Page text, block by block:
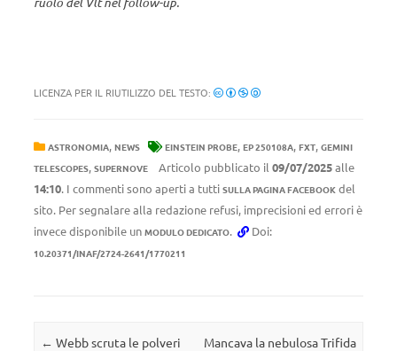
LICENZA PER IL RIUTILIZZO DEL TESTO:
ASTRONOMIA, NEWS EINSTEIN PROBE, EP 250108A, FXT, GEMINI
TELESCOPES, SUPERNOVE Articolo pubblicato il 09/07/2025alle
14:10. I commenti sono aperti a tutti SULLA PAGINA FACEBOOK del
sito. Per segnalare alla redazione refusi, imprecisioni ed errori è
invece disponibile un MODULO DEDICATO. Doi:
10.20371/INAF/2724-2641/1770211
Navigazione articolo
← Webb scruta le polveri
Mancava la nebulosa Trifida